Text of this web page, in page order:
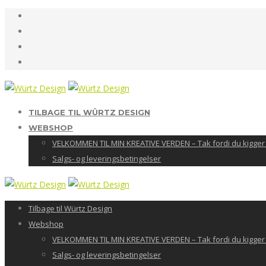
TILBAGE TIL WÜRTZ DESIGN
WEBSHOP
VELKOMMEN TIL MIN KREATIVE VERDEN – Tak fordi du
Salgs- og leveringsbetingelser
Tilbage til Würtz Design
Webshop
VELKOMMEN TIL MIN KREATIVE VERDEN – Tak fordi du
Salgs- og leveringsbetingelser